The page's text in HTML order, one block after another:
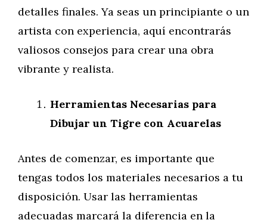
detalles finales. Ya seas un principiante o un
artista con experiencia, aquí encontrarás
valiosos consejos para crear una obra
vibrante y realista.
Herramientas Necesarias para
Dibujar un Tigre con Acuarelas
Antes de comenzar, es importante que
tengas todos los materiales necesarios a tu
disposición. Usar las herramientas
adecuadas marcará la diferencia en la